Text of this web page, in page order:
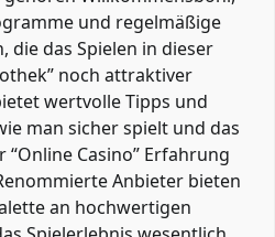
und regelmäßige
die das Spielen in dieser
noch attraktiver
wertvolle Tipps und
man sicher spielt und das
“Online Casino” Erfahrung
Anbieter bieten
an hochwertigen